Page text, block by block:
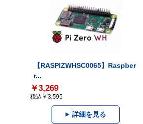
【RASPIZWHSC0065】Raspber
r...
￥3,269
税込￥3,595
詳細を見る